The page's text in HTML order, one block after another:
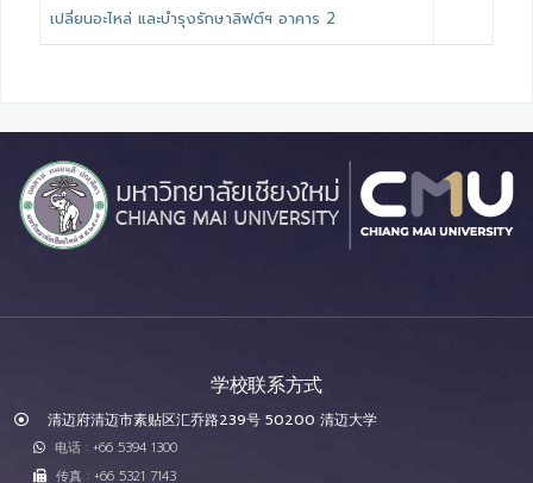
เปลี่ยนอะไหล่ และบำรุงรักษาลิฟต์ฯ อาคาร 2
学校联系方式
清迈府清迈市素贴区汇乔路239号 50200 清迈大学
电话 : +66 5394 1300
传真 : +66 5321 7143